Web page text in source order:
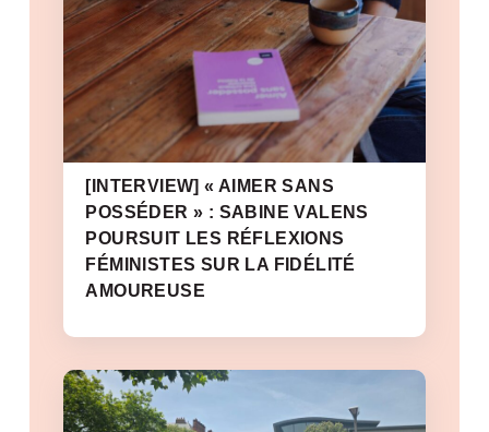
[INTERVIEW] « AIMER SANS
POSSÉDER » : SABINE VALENS
POURSUIT LES RÉFLEXIONS
FÉMINISTES SUR LA FIDÉLITÉ
AMOUREUSE